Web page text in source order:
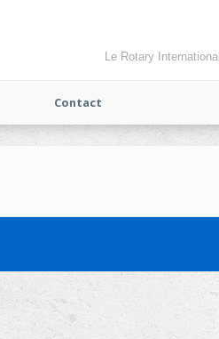
Le Rotary International
Contact